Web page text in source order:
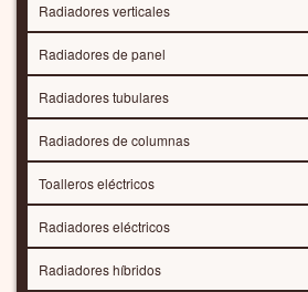
Radiadores verticales
Radiadores de panel
Radiadores tubulares
Radiadores de columnas
Toalleros eléctricos
Radiadores eléctricos
Radiadores híbridos